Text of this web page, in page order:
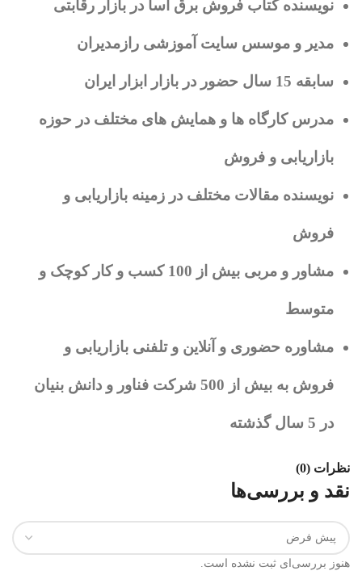
نویسنده کتاب فروش برق آسا در بازار رقابتی
مدیر و موسس سایت آموزشی رازمدیران
سابقه 15 سال حضور در بازار ابزار ایران
مدرس کارگاه ها و همایش های مختلف در حوزه
بازاریابی و فروش
نویسنده مقالات مختلف در زمینه بازاریابی و
فروش
مشاور و مربی بیش از 100 کسب و کار کوچک و
متوسط
مشاوره حضوری و آنلاین و تلفنی بازاریابی و
فروش به بیش از 500 شرکت فناور و دانش بنیان
در 5 سال گذشته
نظرات (0)
نقد و بررسی‌ها
هنوز بررسی‌ای ثبت نشده است.